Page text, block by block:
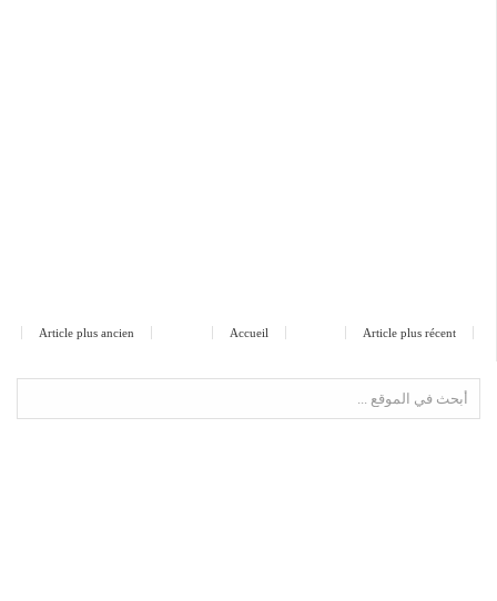
Article plus récent
Article plus ancien Accueil